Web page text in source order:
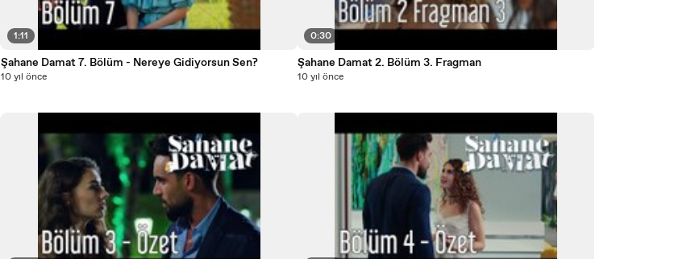
1:11
Şahane Damat 7. Bölüm - Nereye Gidiyorsun Sen?
10 yıl önce
0:30
Şahane Damat 2. Bölüm 3. Fragman
10 yıl önce